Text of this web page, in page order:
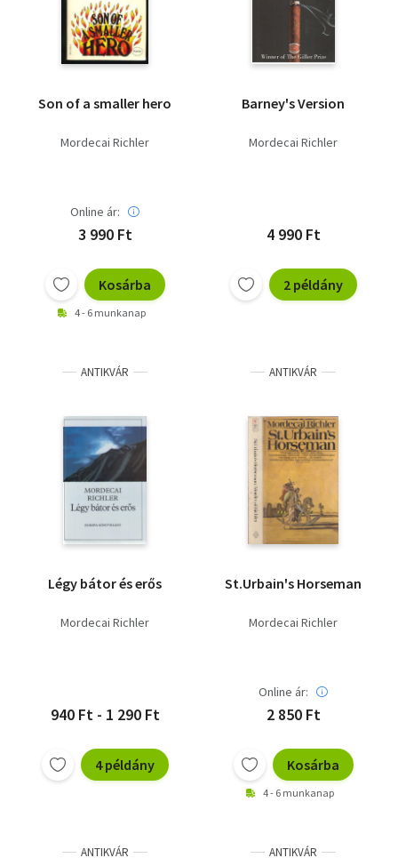
Son of a smaller hero
Mordecai Richler
Online ár:
3 990 Ft
Kosárba
4 - 6 munkanap
Barney's Version
Mordecai Richler
4 990 Ft
2 példány
ANTIKVÁR
Légy bátor és erős
Mordecai Richler
940 Ft - 1 290 Ft
4 példány
ANTIKVÁR
St.Urbain's Horseman
Mordecai Richler
Online ár:
2 850 Ft
Kosárba
4 - 6 munkanap
ANTIKVÁR ANTIKVÁR